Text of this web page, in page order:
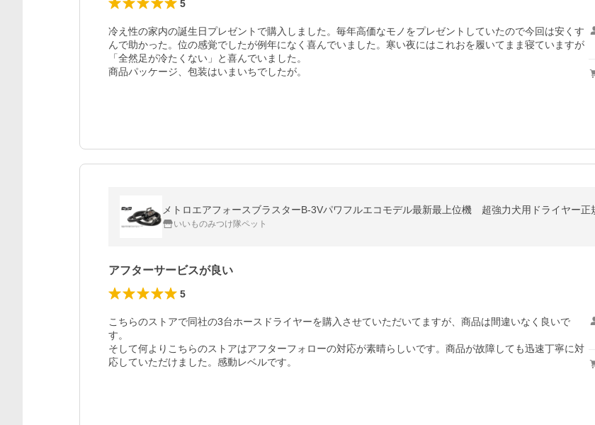
5
冷え性の家内の誕生日プレゼントで購入しました。毎年高価なモノをプレゼントしていたので今回は安くす
んで助かった。位の感覚でしたが例年になく喜んでいました。寒い夜にはこれおを履いてまま寝ていますが
「全然足が冷たくない」と喜んでいました。
商品パッケージ、包装はいまいちでしたが。
メトロエアフォースブラスターB-3Vパワフルエコモデル最新最上位機 超強力犬用ドライヤー
いいものみつけ隊ペット
アフターサービスが良い
5
こちらのストアで同社の3台ホースドライヤーを購入させていただいてますが、商品は間違いなく良いで
す。
そして何よりこちらのストアはアフターフォローの対応が素晴らしいです。商品が故障しても迅速丁寧に対
応していただけました。感動レベルです。